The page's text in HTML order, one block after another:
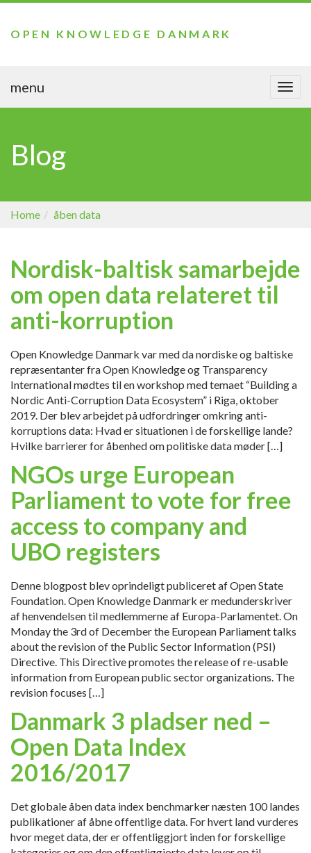
OPEN KNOWLEDGE DANMARK
menu
Blog
Home åben data
Nordisk-baltisk samarbejde
om open data relateret til
anti-korruption
Open Knowledge Danmark var med da nordiske og baltiske
repræsentanter fra Open Knowledge og Transparency
International mødtes til en workshop med temaet “Building a
Nordic Anti-Corruption Data Ecosystem” i Riga, oktober
2019. Der blev arbejdet på udfordringer omkring anti-
korruptions data: Hvad er situationen i de forskellige lande?
Hvilke barrierer for åbenhed om politiske data møder […]
NGOs urge European
Parliament to vote for free
access to company and
UBO registers
Denne blogpost blev oprindeligt publiceret af Open State
Foundation. Open Knowledge Danmark er medunderskriver
af henvendelsen til medlemmerne af Europa-Parlamentet. On
Monday the 3rd of December the European Parliament talks
about the revision of the Public Sector Information (PSI)
Directive. This Directive promotes the release of re-usable
information from European public sector organizations. The
revision focuses […]
Danmark 3 pladser ned –
Open Data Index
2016/2017
Det globale åben data index benchmarker næsten 100 landes
publikationer af åbne offentlige data. For hvert land vurderes
hvor meget data, der er offentliggjort inden for forskellige